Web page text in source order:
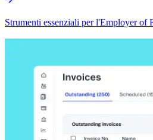
Strumenti essenziali per l'Employer of